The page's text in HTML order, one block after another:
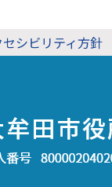
セシビリティ方針